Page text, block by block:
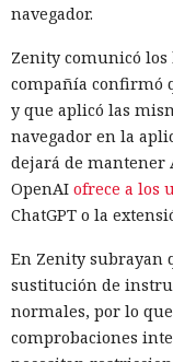
navegador.
Zenity comunicó los
compañía confirmó
y que aplicó las
navegador en la
dejará de mantener
OpenAI ofrece a los
ChatGPT o la
En Zenity subrayan
sustitución de
normales, por lo
comprobaciones